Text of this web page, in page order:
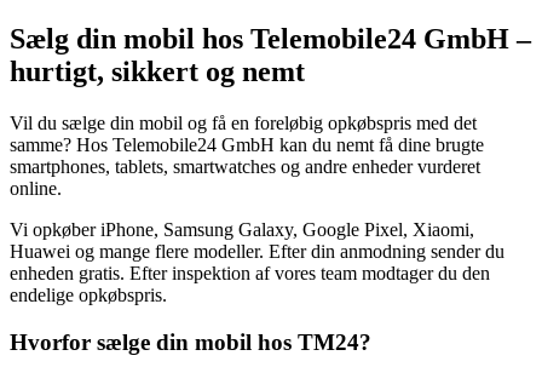
Sælg din mobil hos Telemobile24 GmbH –
hurtigt, sikkert og nemt
Vil du sælge din mobil og få en foreløbig opkøbspris med det
samme? Hos Telemobile24 GmbH kan du nemt få dine brugte
smartphones, tablets, smartwatches og andre enheder vurderet
online.
Vi opkøber iPhone, Samsung Galaxy, Google Pixel, Xiaomi,
Huawei og mange flere modeller. Efter din anmodning sender du
enheden gratis. Efter inspektion af vores team modtager du den
endelige opkøbspris.
Hvorfor sælge din mobil hos TM24?